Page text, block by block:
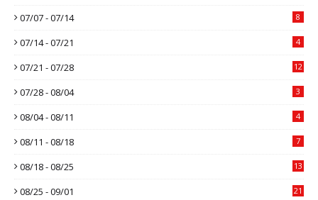
07/07 - 07/14 8
07/14 - 07/21 4
07/21 - 07/28 12
07/28 - 08/04 3
08/04 - 08/11 4
08/11 - 08/18 7
08/18 - 08/25 13
08/25 - 09/01 21